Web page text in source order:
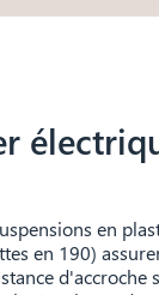
en
en 190)
d'accroche